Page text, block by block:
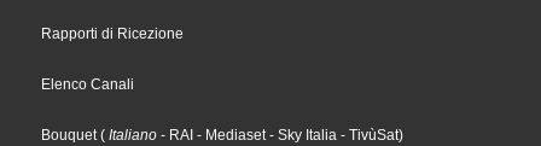
Rapporti di Ricezione
Elenco Canali
Bouquet( Italiano - RAI - Mediaset- Sky Italia - TivùSat)